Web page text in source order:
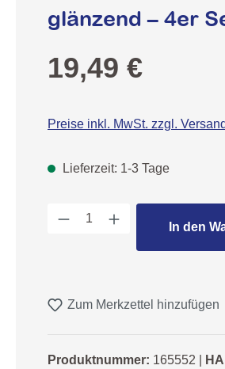
glänzend – 4er
Regulärer Preis:
19,49 €
Preise inkl. MwSt. zzgl.
Lieferzeit: 1-3 Tage
Produkt Anzahl: Gib
In den
Zum Merkzettel hinzufügen
Produktnummer: 165552